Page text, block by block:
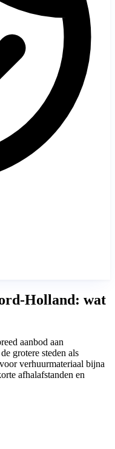
Holland: wat
aanbod aan
grotere steden als
verhuurmateriaal bijna
afhalafstanden en